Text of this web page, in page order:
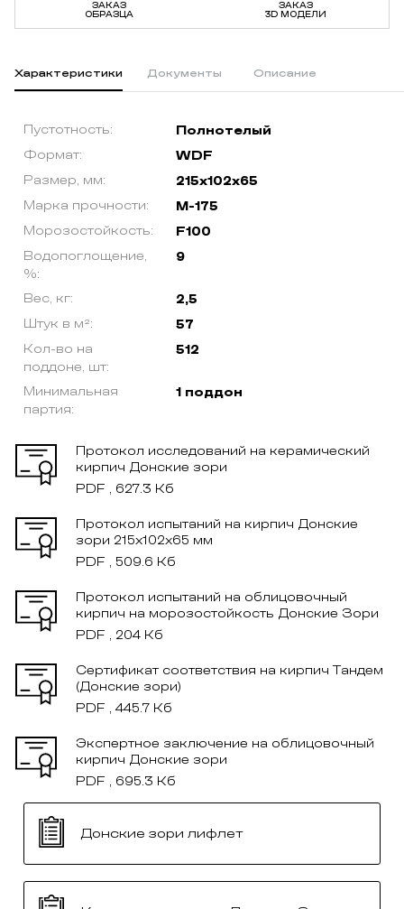
ЗАКАЗ
ОБРАЗЦА
ЗАКАЗ
3D МОДЕЛИ
Характеристики Документы Описание
Пустотность: Полнотелый
Формат: WDF
Размер, мм: 215х102х65
Марка прочности: М-175
Морозостойкость: F100
Водопоглощение,
%:
9
Вес, кг: 2,5
Штук в м²: 57
Кол-во на
поддоне, шт:
512
Минимальная
партия:
1 поддон
Протокол исследований на керамический
кирпич Донские зори
PDF , 627.3 Кб
Протокол испытаний на кирпич Донские
зори 215x102x65 мм
PDF , 509.6 Кб
Протокол испытаний на облицовочный
кирпич на морозостойкость Донские Зори
PDF , 204 Кб
Сертификат соответствия на кирпич Тандем
(Донские зори)
PDF , 445.7 Кб
Экспертное заключение на облицовочный
кирпич Донские зори
PDF , 695.3 Кб
Донские зори лифлет